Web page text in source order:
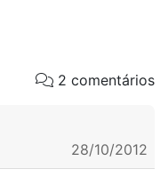
2 comentários
28/10/2012